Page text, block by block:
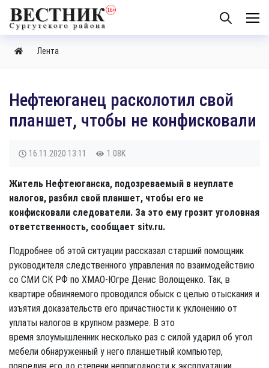
Лента
Нефтеюганец расколотил свой
планшет, чтобы не конфисковали
16.11.2020 13:11 1.08K
Житель Нефтеюганска, подозреваемый в неуплате
налогов, разбил свой планшет, чтобы его не
конфисковали следователи. За это ему грозит уголовная
ответственность, сообщает sitv.ru.
Подробнее об этой ситуации рассказал старший помощник
руководителя следственного управления по взаимодействию
со СМИ СК РФ по ХМАО-Югре Денис Волощенко. Так, в
квартире обвиняемого проводился обыск с целью отыскания и
изъятия доказательств его причастности к уклонению от
уплаты налогов в крупном размере. В это
время злоумышленник несколько раз с силой ударил об угол
мебели обнаруженный у него планшетный компьютер,